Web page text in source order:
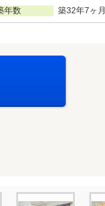
年数 築32年7ヶ月